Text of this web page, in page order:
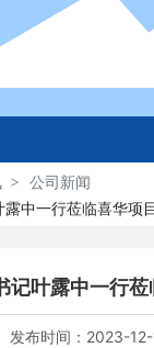
公司新闻
中一行莅临喜华项
记叶露中一行
发布时间： 2023-